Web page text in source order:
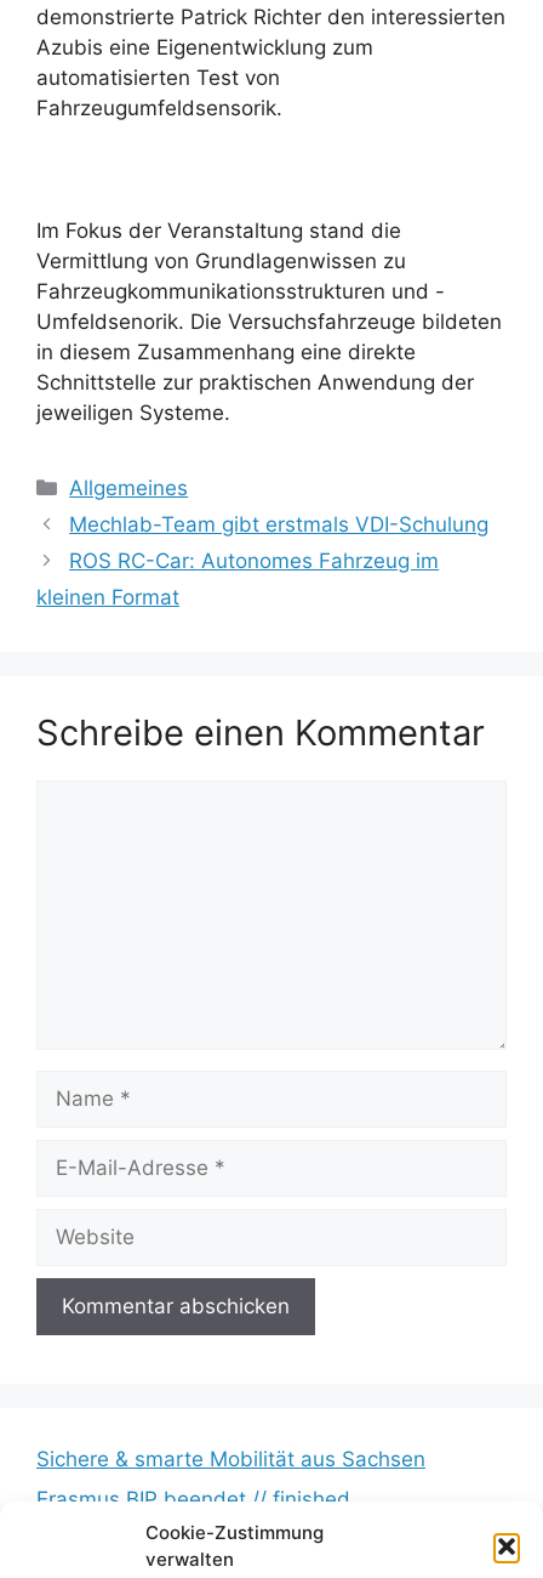
Cookie-Zustimmung
verwalten
demonstrierte Patrick Richter den interessierten
Azubis eine Eigenentwicklung zum
automatisierten Test von
Fahrzeugumfeldsensorik.
Im Fokus der Veranstaltung stand die
Vermittlung von Grundlagenwissen zu
Fahrzeugkommunikationsstrukturen und -
Umfeldsenorik. Die Versuchsfahrzeuge bildeten
in diesem Zusammenhang eine direkte
Schnittstelle zur praktischen Anwendung der
jeweiligen Systeme.
Kategorien
Allgemeines
Mechlab-Team gibt erstmals VDI-Schulung
ROS RC-Car: Autonomes Fahrzeug im
kleinen Format
Schreibe einen Kommentar
Mail-
Sichere & smarte Mobilität aus Sachsen
Erasmus BIP beendet // finished
Messkampagne erfolgreich beendet //
Measurement campaign successfully completed